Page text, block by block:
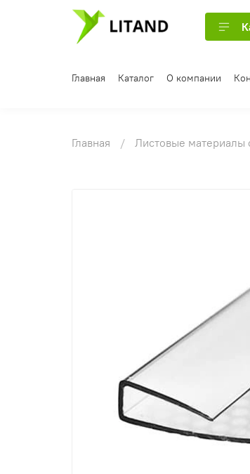
Главная Каталог О компании
Главная Листовые материалы